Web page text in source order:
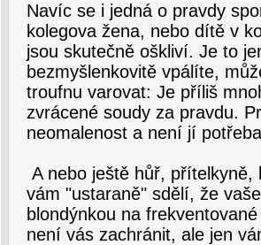
Navíc se i jedná o pravdy
kolegova žena, nebo dítě v
jsou skutečně oškliví. Je to
bezmyšlenkovitě vpálíte,
troufnu varovat: Je příliš
zvrácené soudy za pravdu.
neomalenost a není jí
A nebo ještě hůř, přítelkyně,
vám "ustaraně" sdělí, že
blondýnkou na
není vás zachránit, ale jen